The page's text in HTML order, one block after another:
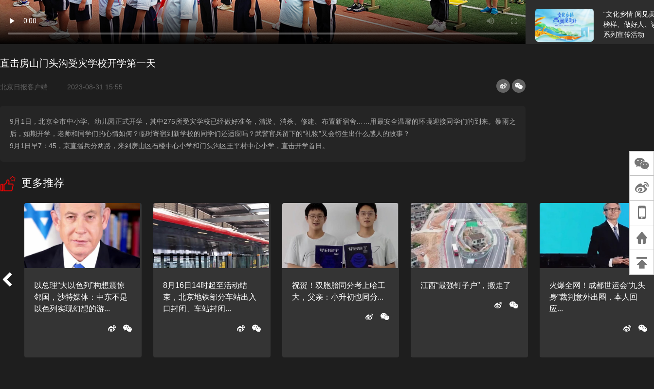
“文化乡情 阅见
榜样、做好人、
系列宣传活动
校开学第一天
首届中国北京金
船赛（8月26日
直击房山门头沟受灾学校开学第一天
北京日报客户端 2023-08-31 15:55
9月1日，北京全市中小学、幼儿园正式开学，其中275所受灾学校已经做好准备，清淤、消杀、修建、布置新宿舍……用最安全温馨的环境迎接同学们的到来。暴雨之
后，如期开学，老师和同学们的心情如何？临时寄宿到新学校的同学们还适应吗？武警官兵留下的“礼物”又会衍生出什么感人的故事？
9月1日早7：45，京直播兵分两路，来到房山区石楼中心小学和门头沟区王平村中心小学，直击开学首日。
更多推荐
以总理“大以色列”构想震惊
邻国，沙特媒体：中东不是
以色列实现幻想的游...
8月16日14时起至活动结
束，北京地铁部分车站出入
口封闭、车站封闭...
祝贺！双胞胎同分考上哈工
大，父亲：小升初也同分...
江西“最强钉子户”，搬走了
火爆全网！成都世运会“九头
身”裁判意外出圈，本人回
应...